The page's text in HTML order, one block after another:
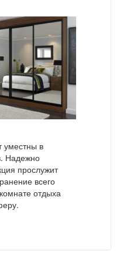
уместны в
Надежно
прослужит
всего
отдыха